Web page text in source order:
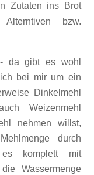
Zutaten ins Brot
bzw.
da gibt es wohl
bei mir um ein
Dinkelmehl
Weizenmehl
nehmen willst,
durch
komplett mit
Wassermenge